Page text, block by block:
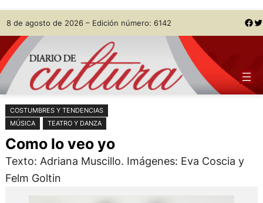
Saltar
al
contenido
Skip
to
content
8 de agosto de 2026 – Edición número: 6142 Facebook Twitter
COSTUMBRES Y TENDENCIAS
MÚSICA
TEATRO Y DANZA
Como lo veo yo
Texto: Adriana Muscillo. Imágenes: Eva Coscia y
Felm Goltin